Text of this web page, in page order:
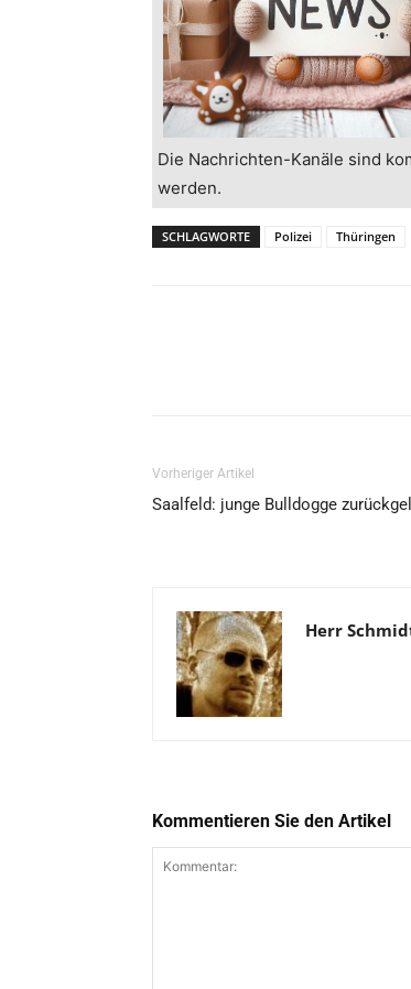
Die Nachrichten-Kanäle sind
werden.
SCHLAGWORTE Polizei Thüringen
Vorheriger Artikel
Saalfeld: junge Bulldogge
Herr
Kommentieren Sie den Artikel